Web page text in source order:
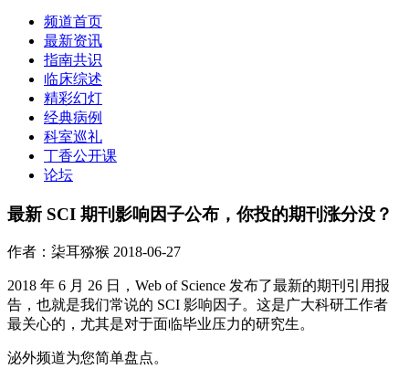
频道首页
最新资讯
指南共识
临床综述
精彩幻灯
经典病例
科室巡礼
丁香公开课
论坛
最新 SCI 期刊影响因子公布，你投的期刊涨分没？
作者：柒耳猕猴 2018-06-27
2018 年 6 月 26 日，Web of Science 发布了最新的期刊引用报
告，也就是我们常说的 SCI 影响因子。这是广大科研工作者
最关心的，尤其是对于面临毕业压力的研究生。
泌外频道为您简单盘点。